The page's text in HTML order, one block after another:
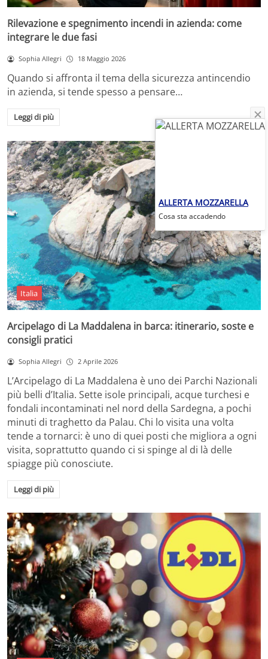
Rilevazione e spegnimento incendi in azienda: come
integrare le due fasi
Sophia Allegri 18 Maggio 2026
Quando si affronta il tema della sicurezza antincendio
in azienda, si tende spesso a pensare…
Leggi di più
Italia
Arcipelago di La Maddalena in barca: itinerario, soste e
consigli pratici
Sophia Allegri 2 Aprile 2026
L’Arcipelago di La Maddalena è uno dei Parchi Nazionali
più belli d’Italia. Sette isole principali, acque turchesi e
fondali incontaminati nel nord della Sardegna, a pochi
minuti di traghetto da Palau. Chi lo visita una volta
tende a tornarci: è uno di quei posti che migliora a ogni
visita, soprattutto quando ci si spinge al di là delle
spiagge più conosciute.
Leggi di più
ALLERTA MOZZARELLA
Cosa sta accadendo